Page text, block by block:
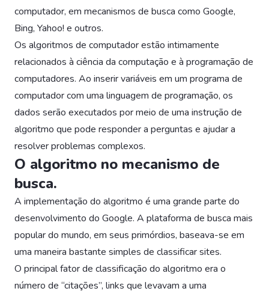
computador, em mecanismos de busca como Google,
Bing, Yahoo! e outros.
Os algoritmos de computador estão intimamente
relacionados à ciência da computação e à programação de
computadores. Ao inserir variáveis em um programa de
computador com uma linguagem de programação, os
dados serão executados por meio de uma instrução de
algoritmo que pode responder a perguntas e ajudar a
resolver problemas complexos.
O algoritmo no mecanismo de
busca.
A implementação do algoritmo é uma grande parte do
desenvolvimento do Google. A plataforma de busca mais
popular do mundo, em seus primórdios, baseava-se em
uma maneira bastante simples de classificar sites.
O principal fator de classificação do algoritmo era o
número de “citações”, links que levavam a uma